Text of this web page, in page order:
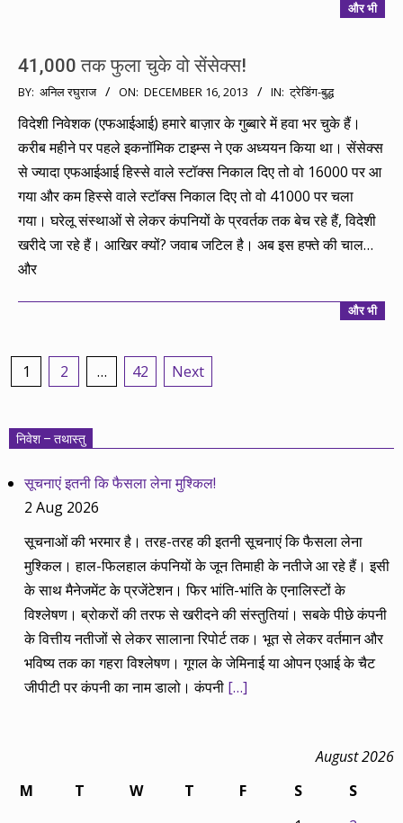
और भी
41,000 तक फुला चुके वो सेंसेक्स!
2013-
12-
16
BY: अनिल रघुराज ON: DECEMBER 16, 2013 IN: ट्रेडिंग-बुद्ध
विदेशी निवेशक (एफआईआई) हमारे बाज़ार के गुब्बारे में हवा भर चुके हैं।
करीब महीने पर पहले इकनॉमिक टाइम्स ने एक अध्ययन किया था। सेंसेक्स
से ज्यादा एफआईआई हिस्से वाले स्टॉक्स निकाल दिए तो वो 16000 पर आ
गया और कम हिस्से वाले स्टॉक्स निकाल दिए तो वो 41000 पर चला
गया। घरेलू संस्थाओं से लेकर कंपनियों के प्रवर्तक तक बेच रहे हैं, विदेशी
खरीदे जा रहे हैं। आखिर क्यों? जवाब जटिल है। अब इस हफ्ते की चाल…
और
और भी
Posts
1 2 … 42 Next
निवेश – तथास्तु
सूचनाएं इतनी कि फैसला लेना मुश्किल!
2 Aug 2026
सूचनाओं की भरमार है। तरह-तरह की इतनी सूचनाएं कि फैसला लेना
मुश्किल। हाल-फिलहाल कंपनियों के जून तिमाही के नतीजे आ रहे हैं। इसी
के साथ मैनेजमेंट के प्रजेंटेशन। फिर भांति-भांति के एनालिस्टों के
विश्लेषण। ब्रोकरों की तरफ से खरीदने की संस्तुतियां। सबके पीछे कंपनी
के वित्तीय नतीजों से लेकर सालाना रिपोर्ट तक। भूत से लेकर वर्तमान और
भविष्य तक का गहरा विश्लेषण। गूगल के जेमिनाई या ओपन एआई के चैट
जीपीटी पर कंपनी का नाम डालो। कंपनी […]
August 2026
M
T W T F S
S